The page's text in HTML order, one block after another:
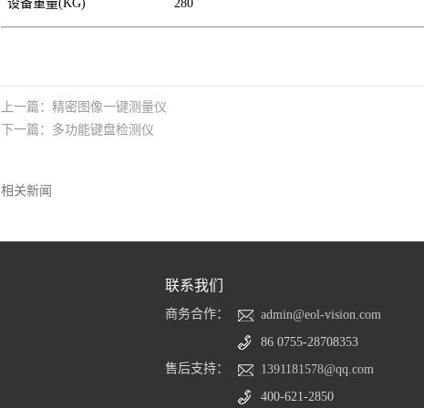
设备重量(KG) 280
上一篇： 精密图像一键测量仪
下一篇： 多功能键盘检测仪
相关新闻
联系我们
商务合作：
admin@eol-vision.com
86 0755-28708353
售后支持：
1391181578@qq.com
400-621-2850